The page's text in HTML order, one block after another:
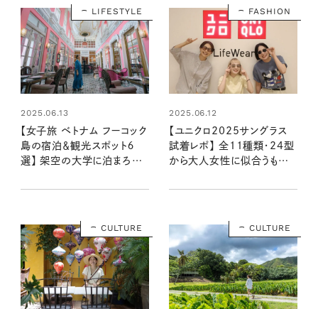
LIFESTYLE
2025.06.13
【女子旅 ベトナム フーコック
島の宿泊＆観光スポット６
選】 架空の大学に泊まろう！
ャンパス滞在
FASHION
2025.06.12
【ユニクロ2025サングラス
試着レポ】 全11種類・24型
から大人女性に似合うもの
で買える夏の相棒はコレ！
CULTURE CULTURE